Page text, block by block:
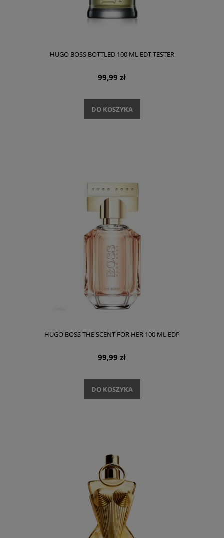
HUGO BOSS BOTTLED 100 ML EDT TESTER
99,99 zł
DO KOSZYKA
HUGO BOSS THE SCENT FOR HER 100 ML EDP
99,99 zł
DO KOSZYKA